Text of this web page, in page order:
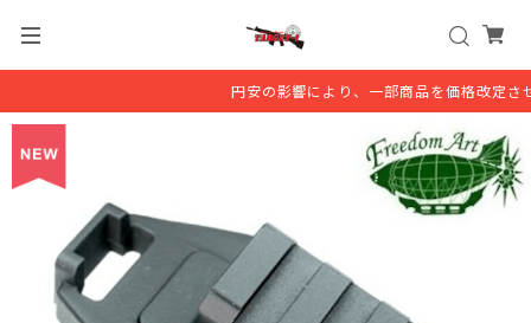
円安の影響により、一部商品を価格改定さ